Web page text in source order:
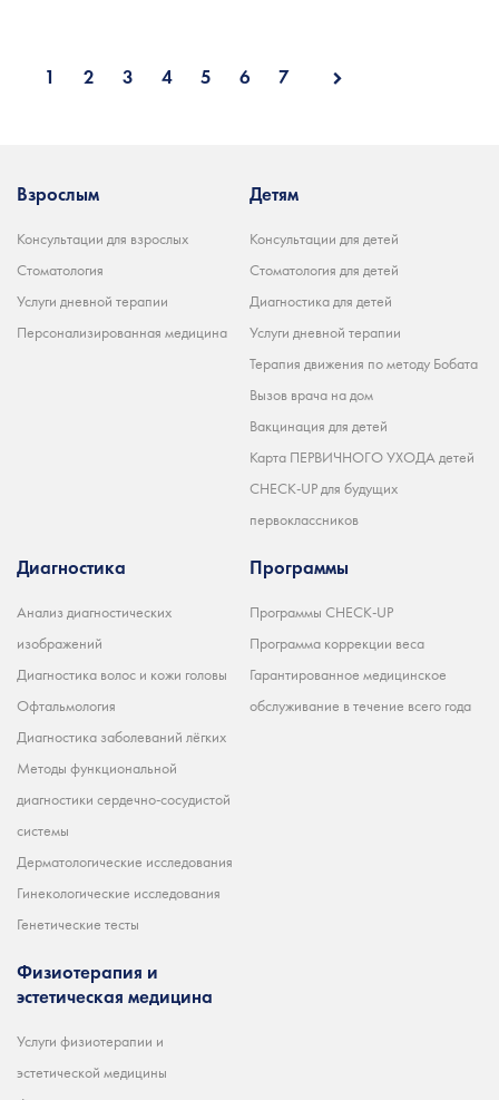
1 2 3 4 5 6 7
Взрослым
Консультации для взрослых
Стоматология
Услуги дневной терапии
Персонализированная медицина
Детям
Консультации для детей
Стоматология для детей
Диагностика для детей
Услуги дневной терапии
Терапия движения по методу Бобата
Вызов врача на дом
Вакцинация для детей
Карта ПЕРВИЧНОГО УХОДА детей
CHECK-UP для будущих
первоклассников
Диагностика
Анализ диагностических
изображений
Диагностика волос и кожи головы
Офтальмология
Диагностика заболеваний лёгких
Методы функциональной
диагностики сердечно-сосудистой
системы
Дерматологические исследования
Гинекологические исследования
Генетические тесты
Физиотерапия и
эстетическая медицина
Услуги физиотерапии и
эстетической медицины
Программы
Программы CHECK-UP
Программа коррекции веса
Гарантированное медицинское
обслуживание в течение всего года